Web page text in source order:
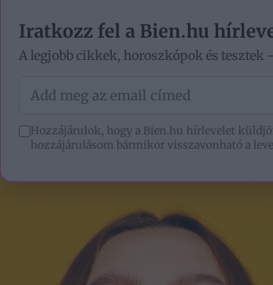
Iratkozz fel a Bien.hu
A legjobb cikkek, horoszkópok és tesztek
Hozzájárulok, hogy a Bien.hu hírlevelet
hozzájárulásom bármikor visszavonható a